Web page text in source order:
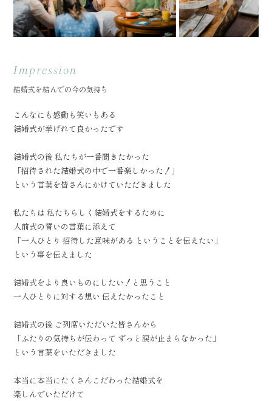
Impression
結婚式を結んでの今の気持ち
こんなにも感動も笑いもある
結婚式が挙げれて良かったです
結婚式の後 私たちが一番聞きたかった
「招待された結婚式の中で一番楽しかった！」
という言葉を皆さんにかけていただきました
私たちは 私たちらしく結婚式をするために
人前式の誓いの言葉に添えて
「一人ひとり 招待した意味がある ということを伝えたい」
という事を伝えました
結婚式をより良いものにしたい！と思うこと
一人ひとりに対する想い 伝えたかったこと
結婚式の後 ご列席いただいた皆さんから
「ふたりの気持ちが伝わって ずっと涙が止まらなかった」
という言葉をいただきました
本当に本当にたくさんこだわった結婚式を
楽しんでいただけて